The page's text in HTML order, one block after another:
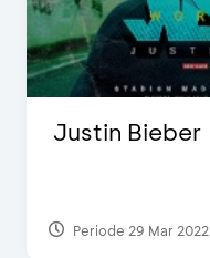
Justin Bieber
Periode 29 Mar 2022